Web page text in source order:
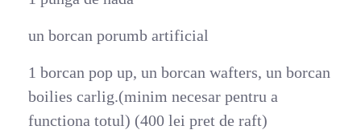
un borcan porumb artificial
1 borcan pop up, un borcan wafters, un borcan
boilies carlig.(minim necesar pentru a
functiona totul) (400 lei pret de raft)